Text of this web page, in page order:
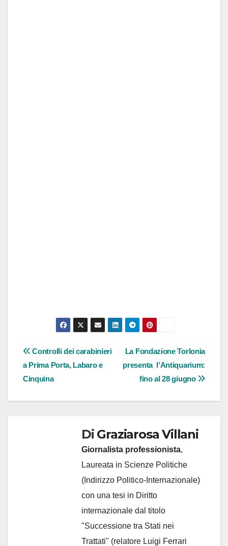
Navigazione
articoli
La Fondazione Torlonia
presenta l’Antiquarium:
fino al 28 giugno
Controlli dei carabinieri
a Prima Porta, Labaro e
Cinquina
Di Graziarosa Villani
Giornalista professionista,
Laureata in Scienze Politiche
(Indirizzo Politico-Internazionale)
con una tesi in Diritto
internazionale dal titolo
"Successione tra Stati nei
Trattati" (relatore Luigi Ferrari